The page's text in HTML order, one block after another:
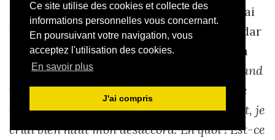
Ce site utilise des cookies et collecte des
informations personnelles vous concernant.
En poursuivant votre navigation, vous
acceptez l'utilisation des cookies.
En savoir plus
J'ai compris
de la partde Marcelle Delpastre,Mig
t vai
tot far perla convéncer de se laissar
guidar
dins l’aprendissatge de la grafia lemosina
classica(Delpastre 1998, p. 61) :
« Mais quand
il insinua que je devrais apprendre à écrire
correctement la langue, et qu’il m’y aiderait, je
criai bien haut mon désaccord. Eh quoi ! Est-ce